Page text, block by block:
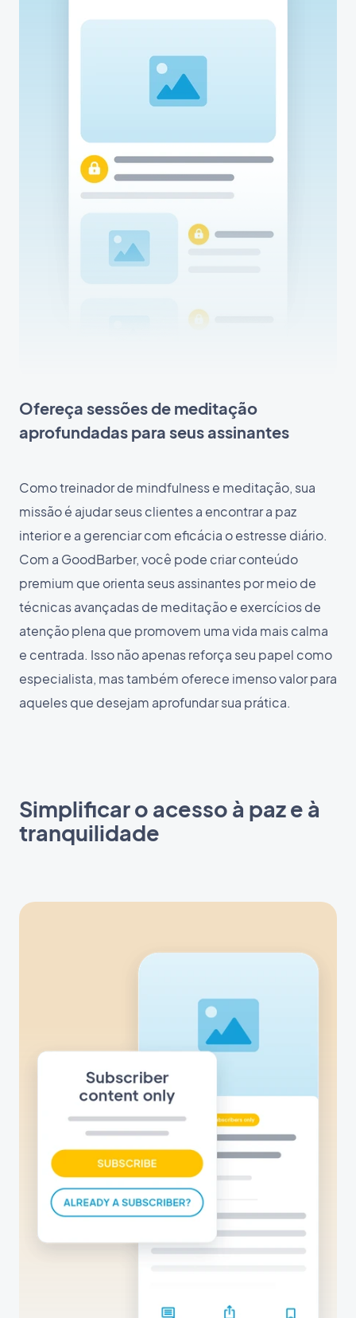
Ofereça sessões de meditação
aprofundadas para seus assinantes
Como treinador de mindfulness e meditação, sua
missão é ajudar seus clientes a encontrar a paz
interior e a gerenciar com eficácia o estresse diário.
Com a GoodBarber, você pode criar conteúdo
premium que orienta seus assinantes por meio de
técnicas avançadas de meditação e exercícios de
atenção plena que promovem uma vida mais calma
e centrada. Isso não apenas reforça seu papel como
especialista, mas também oferece imenso valor para
aqueles que desejam aprofundar sua prática.
Simplificar o acesso à paz e à
tranquilidade